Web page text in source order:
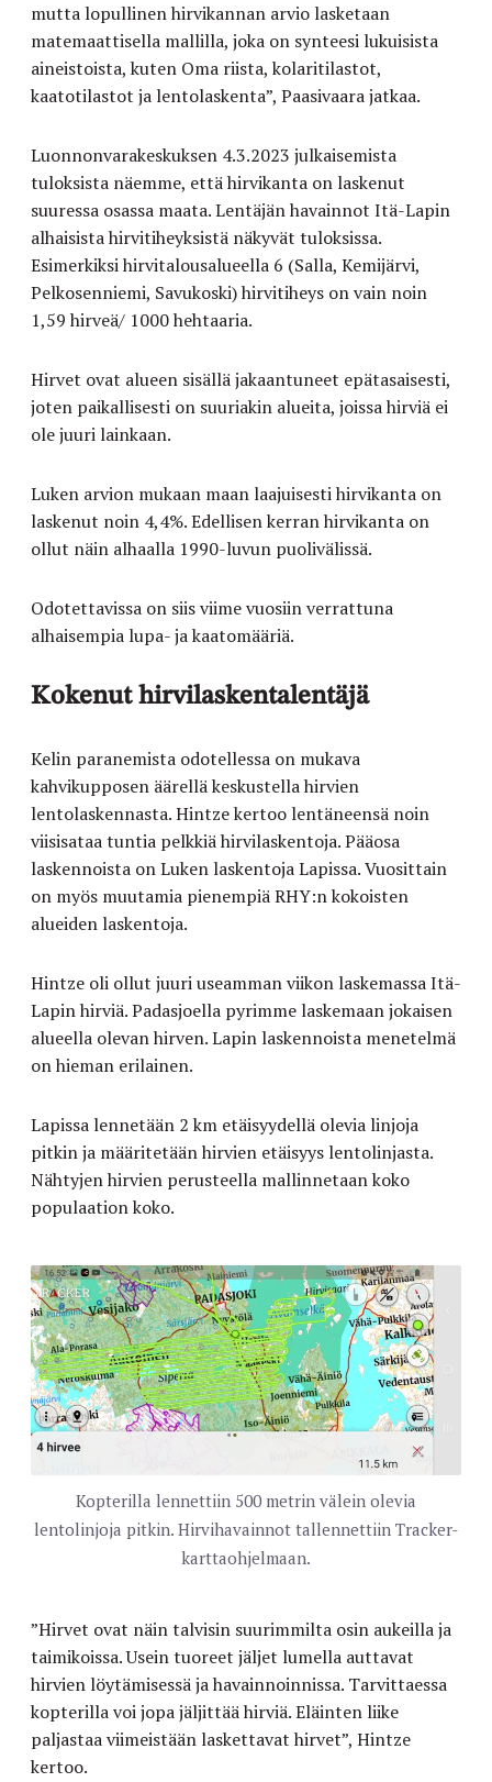
mutta lopullinen hirvikannan arvio lasketaan
matemaattisella mallilla, joka on synteesi lukuisista
aineistoista, kuten Oma riista, kolaritilastot,
kaatotilastot ja lentolaskenta”, Paasivaara jatkaa.
Luonnonvarakeskuksen 4.3.2023 julkaisemista
tuloksista näemme, että hirvikanta on laskenut
suuressa osassa maata. Lentäjän havainnot Itä-Lapin
alhaisista hirvitiheyksistä näkyvät tuloksissa.
Esimerkiksi hirvitalousalueella 6 (Salla, Kemijärvi,
Pelkosenniemi, Savukoski) hirvitiheys on vain noin
1,59 hirveä/ 1000 hehtaaria.
Hirvet ovat alueen sisällä jakaantuneet epätasaisesti,
joten paikallisesti on suuriakin alueita, joissa hirviä ei
ole juuri lainkaan.
Luken arvion mukaan maan laajuisesti hirvikanta on
laskenut noin 4,4%. Edellisen kerran hirvikanta on
ollut näin alhaalla 1990-luvun puolivälissä.
Odotettavissa on siis viime vuosiin verrattuna
alhaisempia lupa- ja kaatomääriä.
Kokenut hirvilaskentalentäjä
Kelin paranemista odotellessa on mukava
kahvikupposen äärellä keskustella hirvien
lentolaskennasta. Hintze kertoo lentäneensä noin
viisisataa tuntia pelkkiä hirvilaskentoja. Pääosa
laskennoista on Luken laskentoja Lapissa. Vuosittain
on myös muutamia pienempiä RHY:n kokoisten
alueiden laskentoja.
Hintze oli ollut juuri useamman viikon laskemassa Itä-
Lapin hirviä. Padasjoella pyrimme laskemaan jokaisen
alueella olevan hirven. Lapin laskennoista menetelmä
on hieman erilainen.
Lapissa lennetään 2 km etäisyydellä olevia linjoja
pitkin ja määritetään hirvien etäisyys lentolinjasta.
Nähtyjen hirvien perusteella mallinnetaan koko
populaation koko.
Kopterilla lennettiin 500 metrin välein olevia
lentolinjoja pitkin. Hirvihavainnot tallennettiin Tracker-
karttaohjelmaan.
”Hirvet ovat näin talvisin suurimmilta osin aukeilla ja
taimikoissa. Usein tuoreet jäljet lumella auttavat
hirvien löytämisessä ja havainnoinnissa. Tarvittaessa
kopterilla voi jopa jäljittää hirviä. Eläinten liike
paljastaa viimeistään laskettavat hirvet”, Hintze
kertoo.